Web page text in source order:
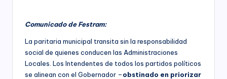
Comunicado de Festram:
La paritaria municipal transita sin la responsabilidad
social de quienes conducen las Administraciones
Locales. Los Intendentes de todos los partidos políticos
se alinean con el Gobernador –obstinado en priorizar